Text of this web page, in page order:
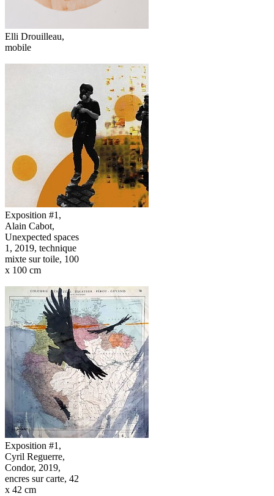
Elli Drouilleau,
mobile
Exposition #1,
Alain Cabot,
Unexpected spaces
1, 2019, technique
mixte sur toile, 100
x 100 cm
Exposition #1,
Cyril Reguerre,
Condor, 2019,
encres sur carte, 42
x 42 cm